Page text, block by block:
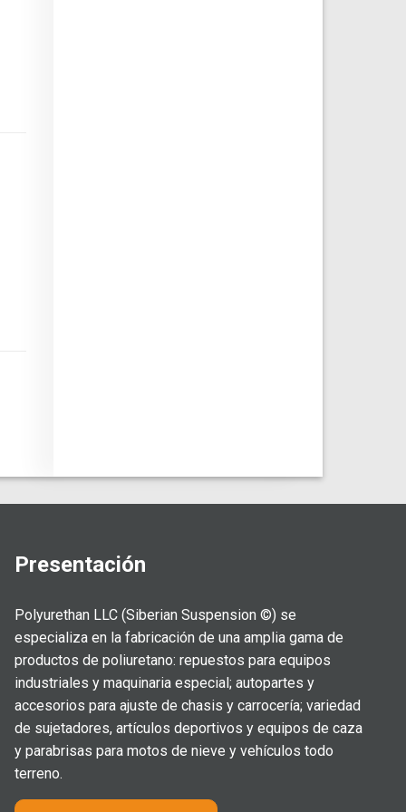
Presentación
Polyurethan LLC (Siberian Suspension ©) se
especializa en la fabricación de una amplia gama de
productos de poliuretano: repuestos para equipos
industriales y maquinaria especial; autopartes y
accesorios para ajuste de chasis y carrocería; variedad
de sujetadores, artículos deportivos y equipos de caza
y parabrisas para motos de nieve y vehículos todo
terreno.